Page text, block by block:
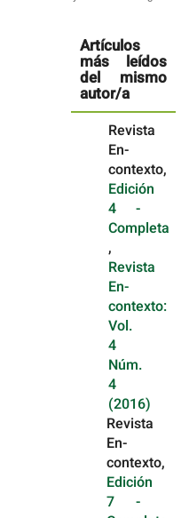
Artículos
más leídos
del mismo
autor/a
Revista
En-
contexto,
Edición
4 -
Completa
,
Revista
En-
contexto:
Vol.
4
Núm.
4
(2016)
Revista
En-
contexto,
Edición
7 -